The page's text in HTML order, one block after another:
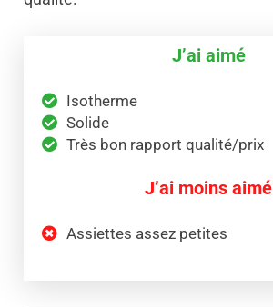
J’ai aimé
Isotherme
Solide
Très bon rapport qualité/prix
J’ai moins aimé
Assiettes assez petites